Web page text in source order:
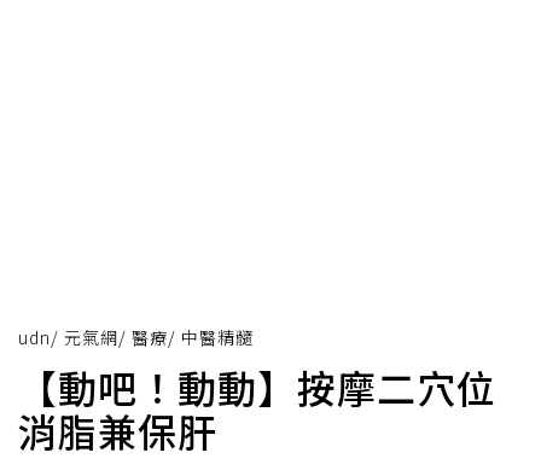
udn/ 元氣網/ 醫療/ 中醫精髓
【動吧！動動】按摩二穴位
消脂兼保肝